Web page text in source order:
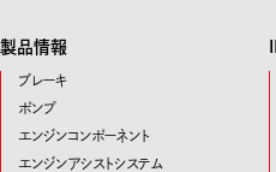
製品情報
ブレーキ
ポンプ
エンジンコンポーネント
エンジンアシストシステム